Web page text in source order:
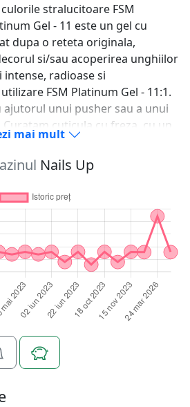
stralucitoare FSM
Gel - 11 este un gel cu
dupa o reteta originala,
si/sau acoperirea unghiilor
intense, radioase si
FSM Platinum Gel - 11:1.
unui pusher sau a unui
cuticula cu freza, cu un
diametrul 1.8 - 2.3);3. Matuim
sau cu o pila de granulatia
cu o perie, fie ne spalam pe
un cleaner;5. Aplicam Nail
suprafata unghiei;6. Aplicam
strat foarte subtire, la o
si falduri;7. Aplicam baza
si pensulat, fara sa atingem
48W: 60 sec si in lampa 36W
Platinum Gel - 11 (pentru o
acest gel) si polimerizam;9.
de material in functie de
Produs: Gel
Semipermanenta/Gel UV;Timp
UV/60-80 de secunde
UV&LED CCFL GEL.
mai mult
Nails Up